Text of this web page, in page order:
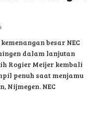
besar NEC
dalam lanjutan
Rogier Meijer kembali
penuh saat menjamu
Nijmegen. NEC